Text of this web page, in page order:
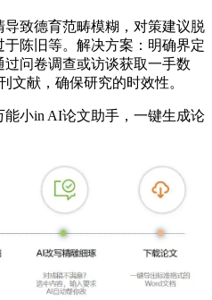
致德育范畴模糊，对策建议脱
陈旧等。解决方案：明确界定
问卷调查或访谈获取一手数
文献，确保研究的时效性。
小in AI论文助手，一键生成论